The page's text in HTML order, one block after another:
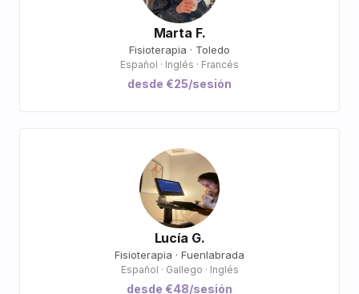
Marta F.
Fisioterapia · Toledo
Español · Inglés · Francés
desde €25/sesión
Lucía G.
Fisioterapia · Fuenlabrada
Español · Gallego · Inglés
desde €48/sesión